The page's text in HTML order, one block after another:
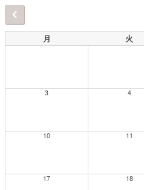
月 火
3 4
10 11
17 18